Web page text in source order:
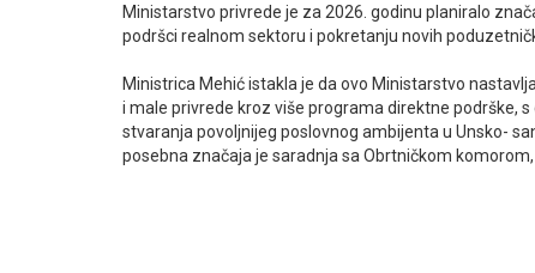
Ministarstvo privrede je za 2026. godinu planiralo
podršci realnom sektoru i pokretanju novih
Ministrica Mehić istakla je da ovo Ministarstvo
i male privrede kroz više programa direktne podrške,
stvaranja povoljnijeg poslovnog ambijenta u Unsko-
posebna značaja je saradnja sa Obrtničkom komorom,